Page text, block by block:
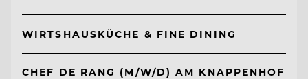
WIRTSHAUSKÜCHE & FINE DINING
CHEF DE RANG (M/W/D) AM KNAPPENHOF